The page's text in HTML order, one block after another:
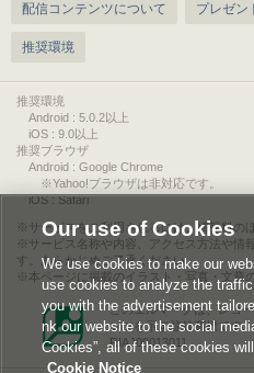
配信コンテンツについて プレゼン
推奨環境
推奨環境
Android : 5.0.2以上
iOS : 9.0以上
推奨ブラウザ
Android : Google Chrome
※Yahoo!ブラウザは非対応です。
iOS : Safari
サービスをご利用されるには、情報料の
サービス名称や内容、アクセス方法や情
す。あらかじめご了承ください。
本ページに掲載のイラスト・写真・文章
このエルマークは、レコ
ンツを示す登録商標です。
RIAJ00013011
Our use of Cookies
We use cookies to make our
use cookies to analyze the
you with the advertisement
nk our website to the social
Cookies”, all of these cookies
Cookie Notice